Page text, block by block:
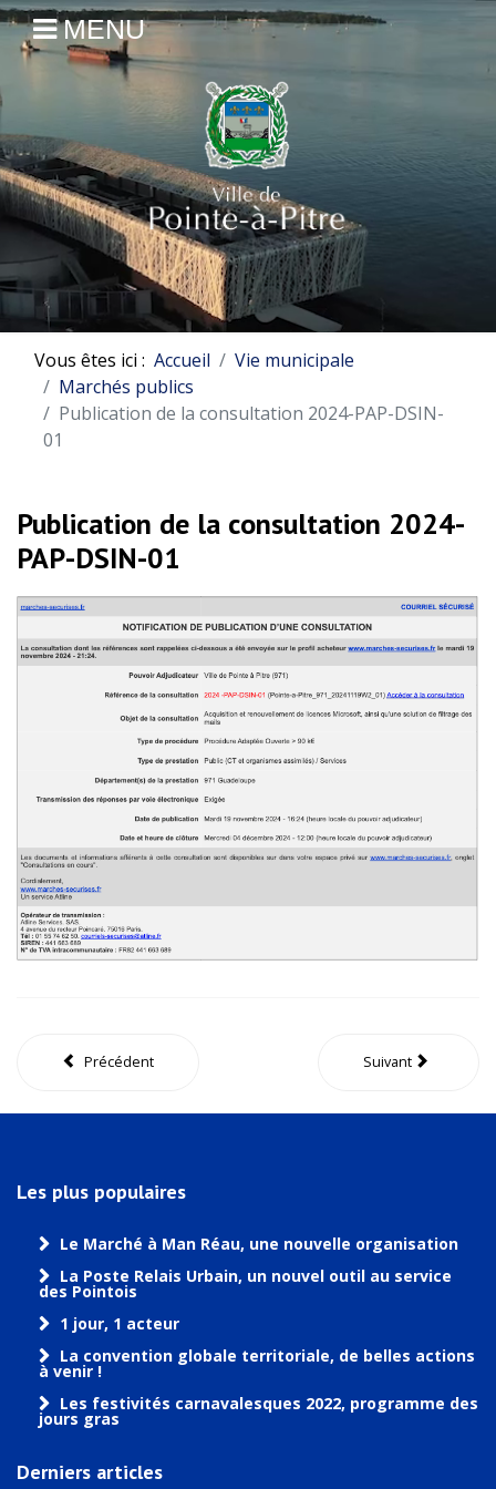
MENU
Vous êtes ici : Accueil
Vie municipale
Marchés publics
Publication de la consultation 2024-PAP-DSIN-
01
Publication de la consultation 2024-
PAP-DSIN-01
Précédent Suivant
Les plus populaires
Le Marché à Man Réau, une nouvelle organisation
La Poste Relais Urbain, un nouvel outil au service
des Pointois
1 jour, 1 acteur
La convention globale territoriale, de belles actions
à venir !
Les festivités carnavalesques 2022, programme des
jours gras
Derniers articles